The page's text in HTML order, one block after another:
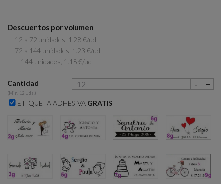
Descuentos por volumen
12 a 72 unidades, 1.28 €/ud
72 a 144 unidades, 1.23 €/ud
+ 144 unidades, 1.18 €/ud
Cantidad
(Min. 12 Uds.)
ETIQUETA ADHESIVA GRATIS